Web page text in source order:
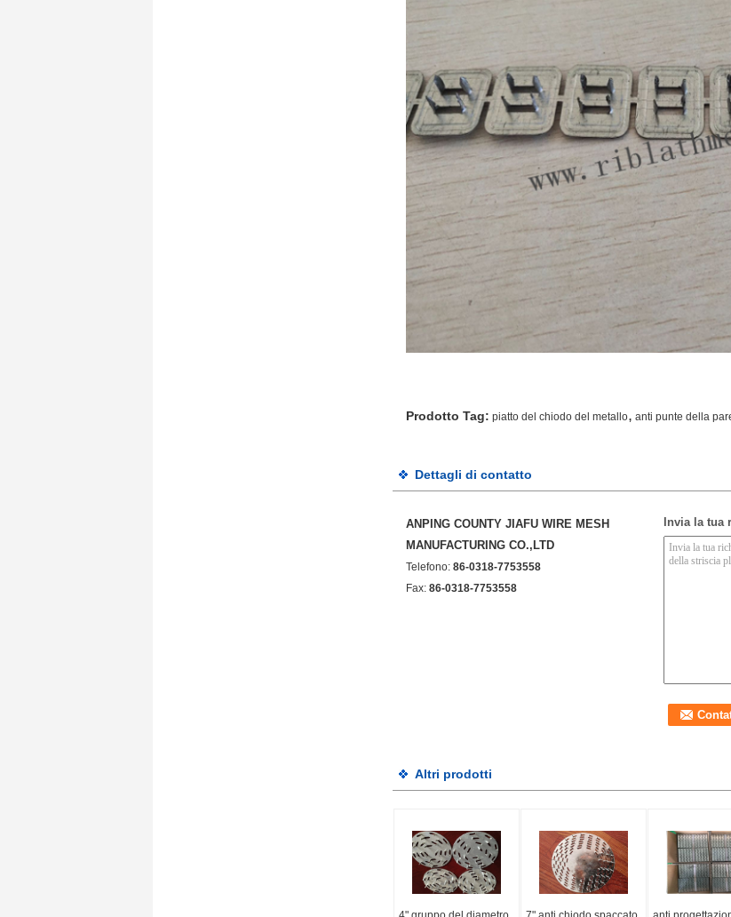
Prodotto Tag: piatto del chiodo del metallo, anti punte della
Dettagli di contatto
ANPING COUNTY JIAFU WIRE MESH
MANUFACTURING CO.,LTD
Telefono: 86-0318-7753558
Fax: 86-0318-7753558
Invia la tua
Altri prodotti